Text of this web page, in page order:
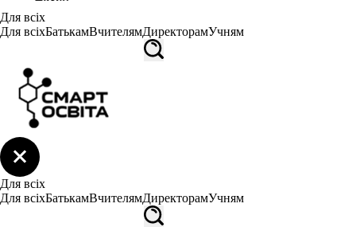
Для всіх
Для всіхБатькамВчителямДиректорамУчням
Для всіх
Для всіхБатькамВчителямДиректорамУчням